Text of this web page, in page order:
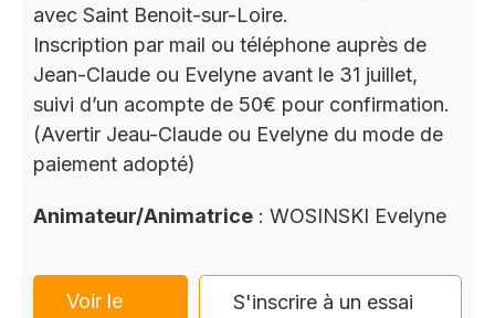
avec Saint Benoit-sur-Loire.
Inscription par mail ou téléphone auprès de
Jean-Claude ou Evelyne avant le 31 juillet,
suivi d’un acompte de 50€ pour confirmation.
(Avertir Jeau-Claude ou Evelyne du mode de
paiement adopté)
Animateur/Animatrice : WOSINSKI Evelyne
Voir le
S'inscrire à un essai